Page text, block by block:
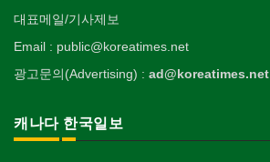
대표메일/기사제보
Email : public@koreatimes.net
광고문의(Advertising) : ad@koreatimes.net
캐나다 한국일보